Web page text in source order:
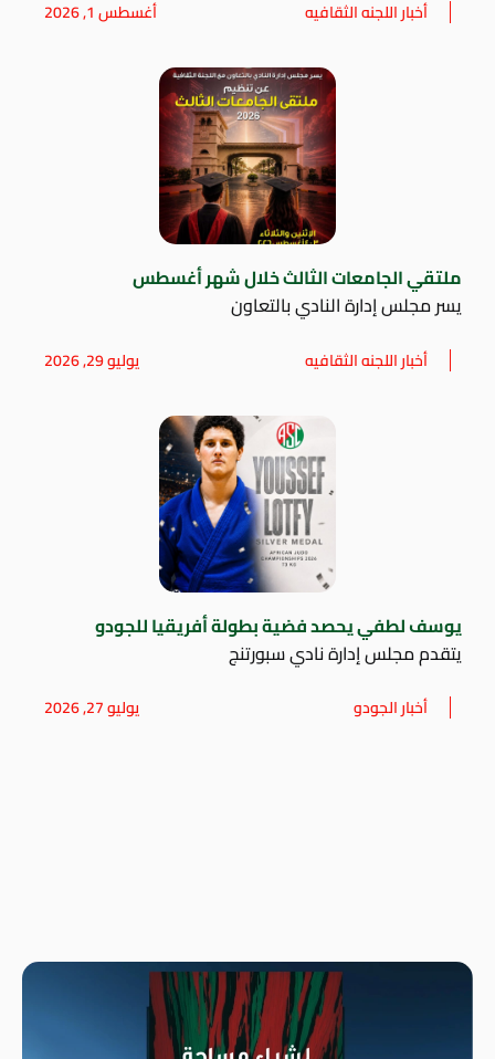
أخبار اللجنه الثقافيه أغسطس 1, 2026
ملتقي الجامعات الثالث خلال شهر أغسطس
يسر مجلس إدارة النادي بالتعاون
أخبار اللجنه الثقافيه يوليو 29, 2026
يوسف لطفي يحصد فضية بطولة أفريقيا للجودو
يتقدم مجلس إدارة نادي سبورتنج
أخبار الجودو يوليو 27, 2026